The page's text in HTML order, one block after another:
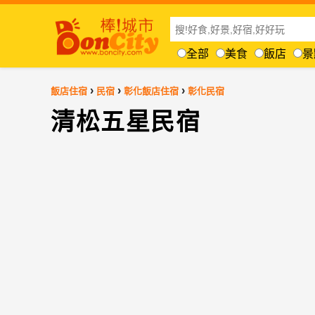
全部 美食 飯店
飯店住宿 › 民宿 › 彰化飯店住宿 › 彰化民宿
清松五星民宿